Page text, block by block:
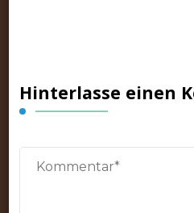
Hinterlasse einen